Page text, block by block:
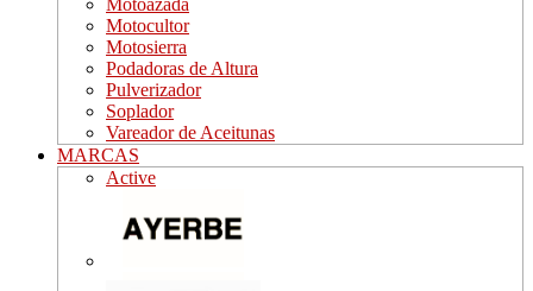
Motoazada
Motocultor
Motosierra
Podadoras de Altura
Pulverizador
Soplador
Vareador de Aceitunas
MARCAS
Active